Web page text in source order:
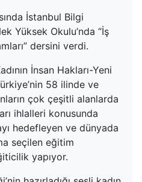
İstanbul Bilgi
Yüksek Okulu’nda “İş
dersini verdi.
İnsan Hakları-Yeni
58 ilinde ve
çok çeşitli alanlarda
ihlalleri konusunda
hedefleyen ve dünyada
seçilen eğitim
yapıyor.